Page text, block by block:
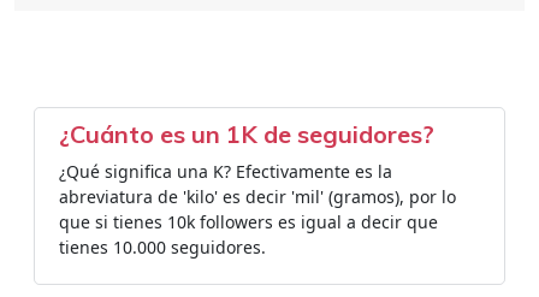
¿Cuánto es un 1K de seguidores?
¿Qué significa una K? Efectivamente es la
abreviatura de 'kilo' es decir 'mil' (gramos), por lo
que si tienes 10k followers es igual a decir que
tienes 10.000 seguidores.